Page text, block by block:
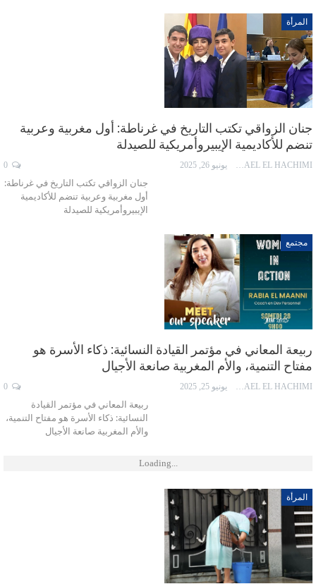
المرأة
جنان الزواقي تكتب التاريخ في غرناطة: أول مغربية وعربية
تنضم للأكاديمية الإيبيروأمريكية للصيدلة
ISMAEL EL HACHIMI يونيو 26, 2025
جنان الزواقي تكتب التاريخ في غرناطة:
أول مغربية وعربية تنضم للأكاديمية
الإيبيروأمريكية للصيدلة
مجتمع
ربيعة المعاني في مؤتمر القيادة النسائية: ذكاء الأسرة هو
مفتاح التنمية، والأم المغربية صانعة الأجيال
يونيو 25, 2025
ربيعة المعاني في مؤتمر القيادة
النسائية: ذكاء الأسرة هو مفتاح التنمية،
والأم المغربية صانعة الأجيال
Loading...
المرأة